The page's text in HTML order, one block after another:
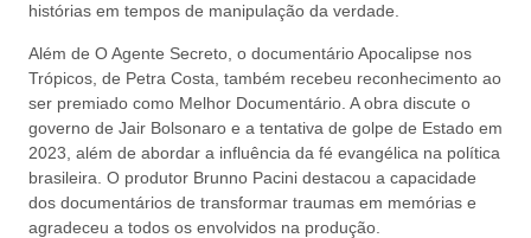
histórias em tempos de manipulação da verdade.
Além de O Agente Secreto, o documentário Apocalipse nos
Trópicos, de Petra Costa, também recebeu reconhecimento ao
ser premiado como Melhor Documentário. A obra discute o
governo de Jair Bolsonaro e a tentativa de golpe de Estado em
2023, além de abordar a influência da fé evangélica na política
brasileira. O produtor Brunno Pacini destacou a capacidade
dos documentários de transformar traumas em memórias e
agradeceu a todos os envolvidos na produção.